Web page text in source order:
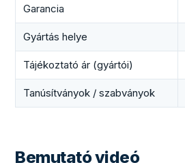
Garancia
Gyártás helye
Tájékoztató ár (gyártói)
Tanúsítványok / szabványok
Bemutató videó